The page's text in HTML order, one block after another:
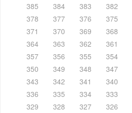
385
384 383 382
378
377 376 375
371
370 369 368
364
363 362 361
357
356 355 354
350
349 348 347
343
342 341 340
336
335 334 333
329
328 327 326